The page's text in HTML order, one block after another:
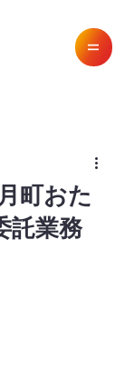
町おた
託業務